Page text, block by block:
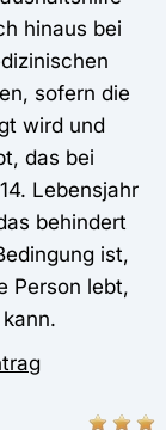
hinaus bei
sofern die
wird und
das bei
Lebensjahr
behindert
ist,
Person lebt,